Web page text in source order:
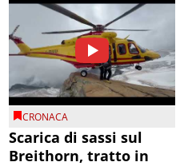
CRONACA
Scarica di sassi sul
Breithorn, tratto in